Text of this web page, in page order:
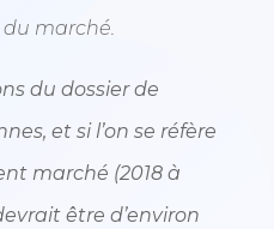
du marché.
du dossier de
et si l’on se réfère
marché (2018 à
être d’environ